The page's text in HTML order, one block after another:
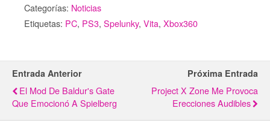
Categorías: Noticias
Etiquetas: PC, PS3, Spelunky, Vita, Xbox360
Entrada Anterior
El Mod De Baldur's Gate
Que Emocionó A Spielberg
Próxima Entrada
Project X Zone Me Provoca
Erecciones Audibles